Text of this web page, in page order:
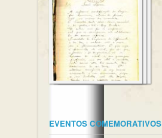
EVENTOS COMEMORATIVOS